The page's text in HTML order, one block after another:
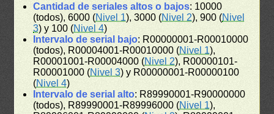
Cantidad de seriales altos o bajos: 10000
(todos), 6000 (Nivel 1), 3000 (Nivel 2), 900 (Nivel
3) y 100 (Nivel 4)
Intervalo de serial bajo: R00000001-R00010000
(todos), R00004001-R00010000 (Nivel 1),
R00001001-R00004000 (Nivel 2), R00000101-
R00001000 (Nivel 3) y R00000001-R00000100
(Nivel 4)
Intervalo de serial alto: R89990001-R90000000
(todos), R89990001-R89996000 (Nivel 1),